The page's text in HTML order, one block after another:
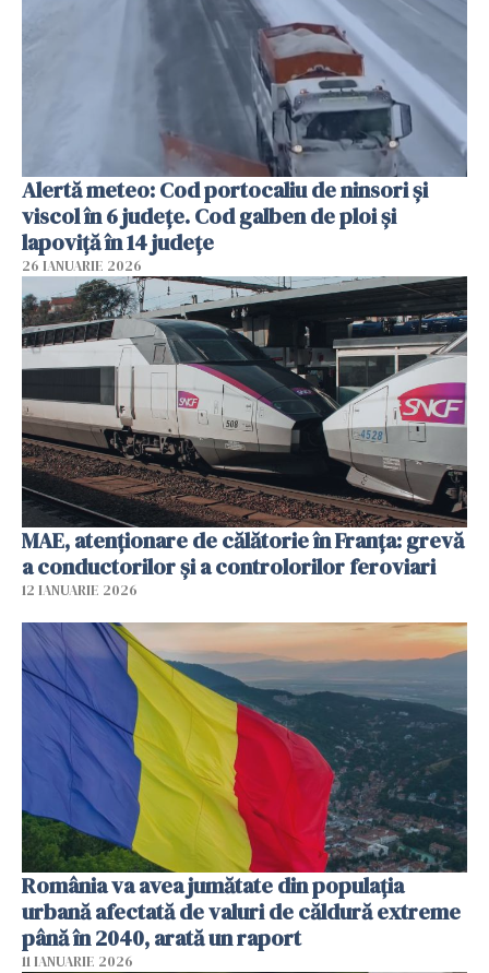
Alertă meteo: Cod portocaliu de ninsori şi
viscol în 6 judeţe. Cod galben de ploi şi
lapoviţă în 14 judeţe
26 IANUARIE 2026
MAE, atenționare de călătorie în Franța: grevă
a conductorilor şi a controlorilor feroviari
12 IANUARIE 2026
România va avea jumătate din populația
urbană afectată de valuri de căldură extreme
până în 2040, arată un raport
11 IANUARIE 2026